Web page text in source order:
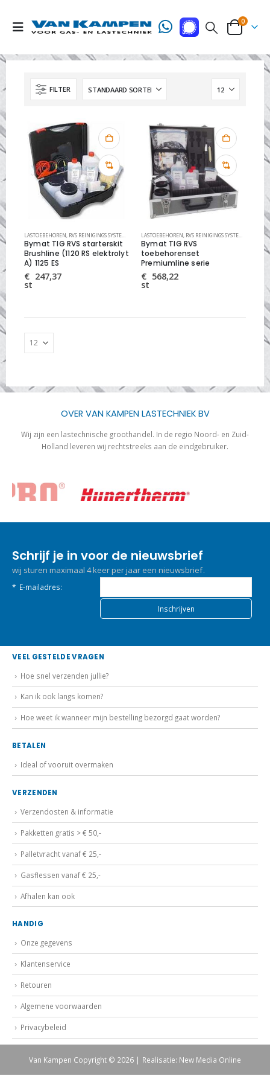
0
FILTER
LASTOEBEHOREN RVS REINIGINGS SYSTEMEN RVS REINIGINGS TOEBEHORENSET
Bymat TIG RVS starterskit
Brushline (1120 RS elektrolyt
A) 1125 ES
€ 247,37
st
LASTOEBEHOREN RVS REINIGINGS SYSTEMEN RVS
Bymat TIG RVS
toebehorenset
Premiumline serie
€ 568,22
st
OVER VAN KAMPEN LASTECHNIEK BV
Wij zijn een lastechnische groothandel. In de regio Noord- en Zuid-
Holland leveren wij rechtstreeks aan de eindgebruiker.
Schrijf je in voor de nieuwsbrief
wij sturen maximaal 4 keer per jaar een nieuwsbrief.
* E-mailadres:
VEEL GESTELDE VRAGEN
Hoe snel verzenden jullie?
Kan ik ook langs komen?
Hoe weet ik wanneer mijn bestelling bezorgd gaat worden?
BETALEN
Ideal of vooruit overmaken
VERZENDEN
Verzendosten & informatie
Pakketten gratis > € 50,-
Palletvracht vanaf € 25,-
Gasflessen vanaf € 25,-
Afhalen kan ook
HANDIG
Onze gegevens
Klantenservice
Retouren
Algemene voorwaarden
Privacybeleid
Van Kampen Copyright © 2026 | Realisatie: New Media Online